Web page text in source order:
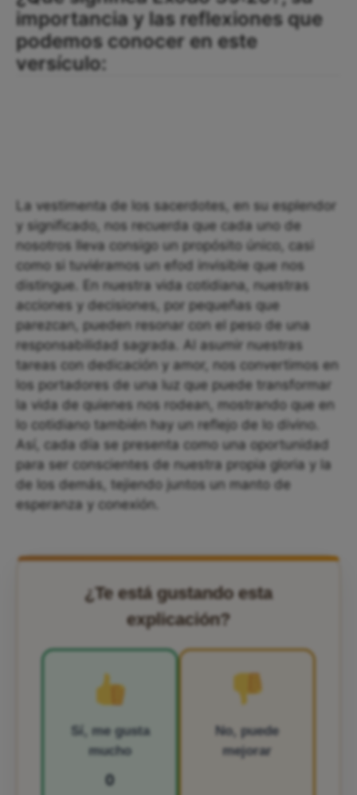
importancia y las reflexiones que
podemos conocer en este
versículo:
La vestimenta de los sacerdotes, en su esplendor
y significado, nos recuerda que cada uno de
nosotros lleva consigo un propósito único, casi
como si tuviéramos un efod invisible que nos
distingue. En nuestra vida cotidiana, nuestras
acciones y decisiones, por pequeñas que
parezcan, pueden resonar con el peso de una
responsabilidad sagrada. Al asumir nuestras
tareas con dedicación y amor, nos convertimos en
los portadores de una luz que puede transformar
la vida de quienes nos rodean, mostrando que en
lo cotidiano también hay un reflejo de lo divino.
Así, cada día se presenta como una oportunidad
para ser conscientes de nuestra propia gloria y la
de los demás, tejiendo juntos un manto de
esperanza y conexión.
¿Te está gustando esta
explicación?
Sí, me gusta
mucho
0
No, puede
mejorar